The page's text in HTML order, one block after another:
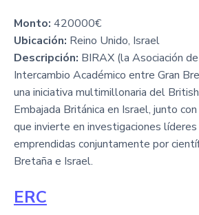
Monto: 420000€
Ubicación: Reino Unido, Israel
Descripción: BIRAX (la Asociación
Intercambio Académico entre Gran
una iniciativa multimillonaria del
Embajada Británica en Israel, junto
que invierte en investigaciones
emprendidas conjuntamente por
Bretaña e Israel.
ERC